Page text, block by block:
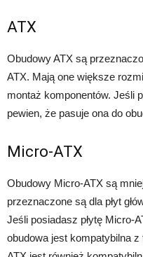
ATX
Obudowy ATX są
ATX. Mają one większe
montaż komponentów. Jeśli
pewien, że pasuje ona do
Micro-ATX
Obudowy Micro-ATX są
przeznaczone są dla płyt
Jeśli posiadasz płytę Micro-
obudowa jest kompatybilna